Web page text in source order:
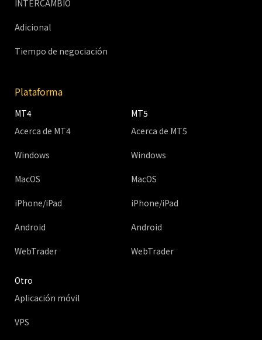
INTERCAMBIO
Adicional
Tiempo de negociación
Plataforma
MT4
Acerca de MT4
Windows
MacOS
iPhone/iPad
Android
WebTrader
MT5
Acerca de MT5
Windows
MacOS
iPhone/iPad
Android
WebTrader
Otro
Aplicación móvil
VPS